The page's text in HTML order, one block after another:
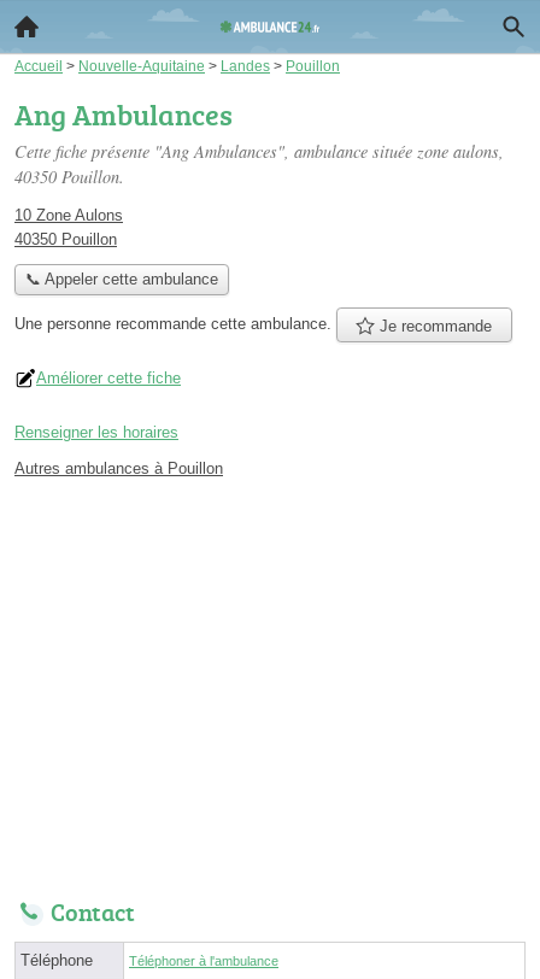
Accueil > Nouvelle-Aquitaine > Landes > Pouillon
Ang Ambulances
Cette fiche présente "Ang Ambulances", ambulance située zone aulons,
40350 Pouillon.
10 Zone Aulons
40350 Pouillon
📞 Appeler cette ambulance
Une personne recommande cette ambulance. Je recommande
Améliorer cette fiche
Renseigner les horaires
Autres ambulances à Pouillon
Contact
Téléphone Téléphoner à l'ambulance